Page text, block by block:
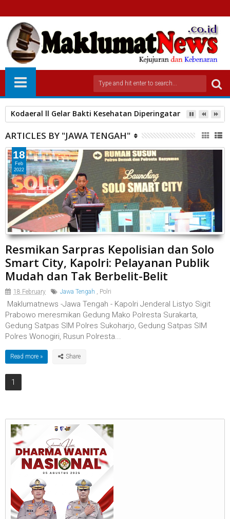
DPW PW FRN Counter Polri Sumbar Apresiasi Langkah
ARTICLES BY "JAWA TENGAH"
Resmikan Sarpras Kepolisian dan Solo
Smart City, Kapolri: Pelayanan Publik
Mudah dan Tak Berbelit-Belit
18 February Jawa Tengah , Polri
Maklumatnews -Jawa Tengah - Kapolri Jenderal Listyo Sigit
Prabowo meresmikan Gedung Mako Polresta Surakarta,
Gedung Satpas SIM Polres Sukoharjo, Gedung Satpas SIM
Polres Wonogiri, Rusun Polresta...
Read more »
18
Feb
2022
1